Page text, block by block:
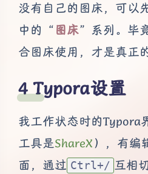
没有自己的图床，可以
中的“ 图床”系列。毕
合图床使用，才是真正
Typora设置
我工作状态时的Typora
工具是ShareX），有编
面，通过 Ctrl+/ 互相